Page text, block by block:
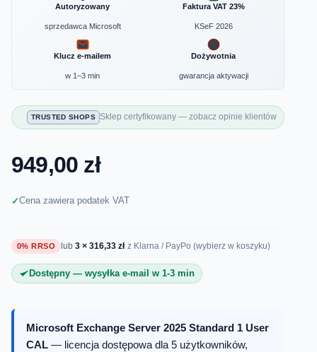
949,00 zł
Cena zawiera podatek VAT
0% RRSO lub3 × 316,33 zł z Klarna / PayPo (wybierz w koszyku)
Dostępny — wysyłka e-mail w 1-3 min
Autoryzowany
sprzedawca Microsoft
Faktura VAT 23%
KSeF 2026
Klucz e-mailem
w 1–3 min
Dożywotnia
gwarancja aktywacji
TRUSTED SHOPS Sklep certyfikowany — zobacz opinie klientów
Microsoft Exchange Server 2025 Standard 1 User
CAL— licencja dostępowa dla 5 użytkowników,